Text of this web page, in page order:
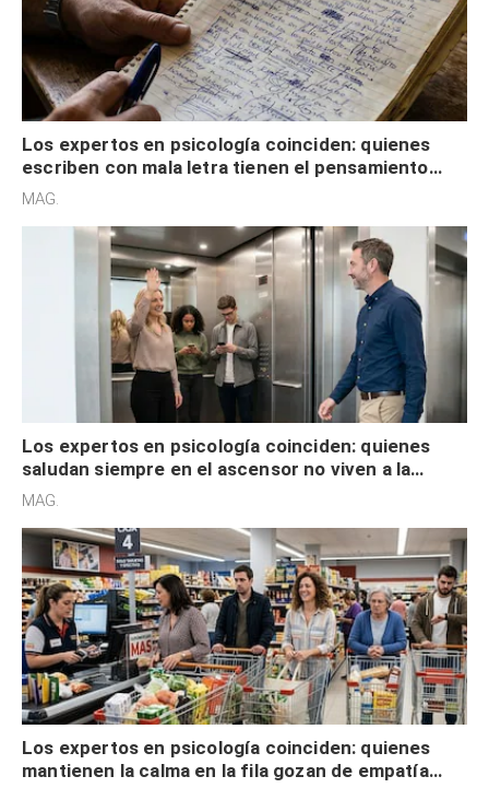
Los expertos en psicología coinciden: quienes
escriben con mala letra tienen el pensamiento
acelerado y no lo hacen por desinterés
MAG.
Los expertos en psicología coinciden: quienes
saludan siempre en el ascensor no viven a la
defensiva y tienen apertura social
MAG.
Los expertos en psicología coinciden: quienes
mantienen la calma en la fila gozan de empatía